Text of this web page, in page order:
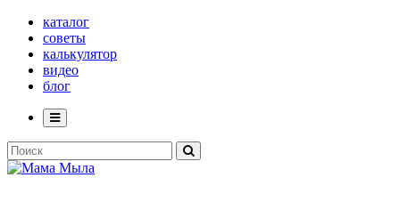
каталог
советы
калькулятор
видео
блог